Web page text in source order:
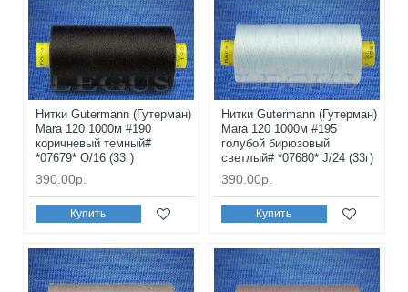
Нитки Gutermann (Гутерман)
Mara 120 1000м #190
коричневый темный#
*07679* O/16 (33г)
390.00р.
Купить
Нитки Gutermann (Гутерман)
Mara 120 1000м #195
голубой бирюзовый
светлый# *07680* J/24 (33г)
390.00р.
Купить